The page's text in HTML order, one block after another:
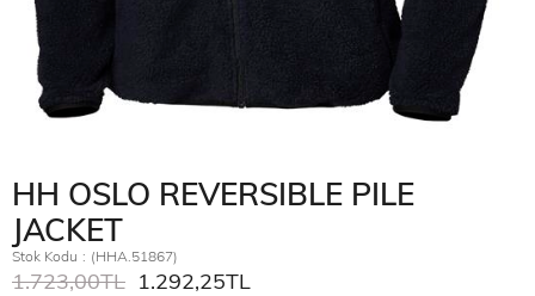
HH OSLO REVERSIBLE PILE
JACKET
Stok Kodu (HHA.51867)
1.723,00TL 1.292,25TL